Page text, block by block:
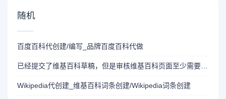
随机
百度百科代创建/编写_品牌百度百科代做
已经提交了维基百科草稿，但是审核维基百科页面至少需要4个月时间？如何加快维基百科的审核速度？
Wikipedia代创建_维基百科词条创建/Wikipedia词条创建